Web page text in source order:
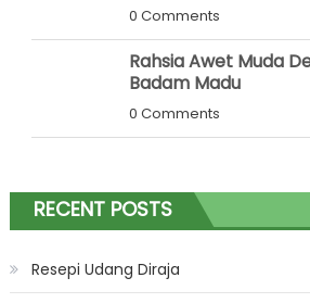
0 Comments
Rahsia Awet Muda
Badam Madu
0 Comments
RECENT POSTS
Resepi Udang Diraja